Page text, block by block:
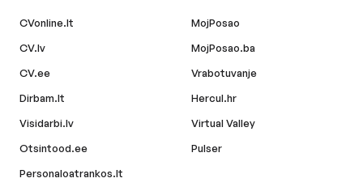
CVonline.lt
CV.lv
CV.ee
Dirbam.lt
Visidarbi.lv
Otsintood.ee
Personaloatrankos.lt
MojPosao
MojPosao.ba
Vrabotuvanje
Hercul.hr
Virtual Valley
Pulser